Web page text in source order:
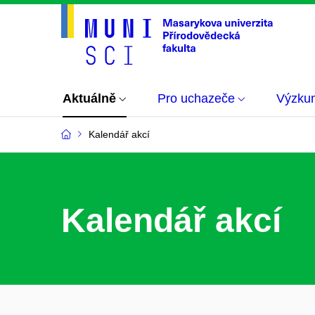
Aktuálně Pro uchazeče
Kalendář akcí
Kalendář akcí